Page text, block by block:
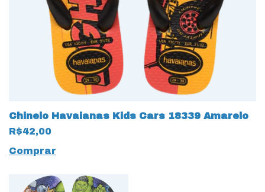
Chinelo Havaianas Kids Cars 18339 Amarelo
R$42,00
Comprar